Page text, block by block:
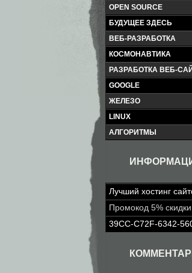
OPEN SOURCE
БУДУЩЕЕ ЗДЕСЬ
ВЕБ-РАЗРАБОТКА
КОСМОНАВТИКА
РАЗРАБОТКА ВЕБ-
GOOGLE
ЖЕЛЕЗО
LINUX
АЛГОРИТМЫ
Лучший хостинг
Промокод 5%
39CC-C72F-6342-